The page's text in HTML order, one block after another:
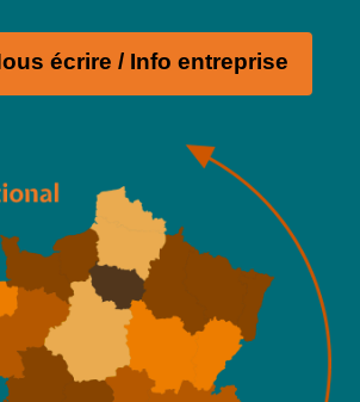
écrire / Info entreprise